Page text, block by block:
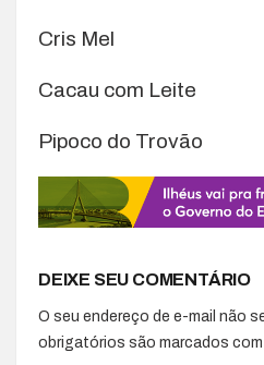
Cris Mel
Cacau com Leite
Pipoco do Trovão
DEIXE SEU COMENTÁRIO
O seu endereço de e-mail não
obrigatórios são marcados com